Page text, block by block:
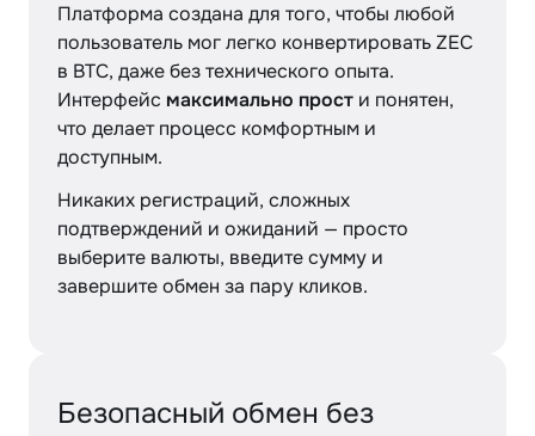
Платформа создана для того, чтобы любой
пользователь мог легко конвертировать ZEC
в BTC, даже без технического опыта.
Интерфейс максимально прост и понятен,
что делает процесс комфортным и
доступным.
Никаких регистраций, сложных
подтверждений и ожиданий — просто
выберите валюты, введите сумму и
завершите обмен за пару кликов.
Безопасный обмен без